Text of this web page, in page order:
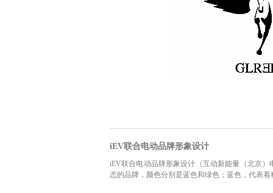
iEV联合电动品牌形象设计
iEV联合电动品牌形象设计（互动新能量（北京
态的品牌，颜色分别是蓝色和绿色；蓝色，代表